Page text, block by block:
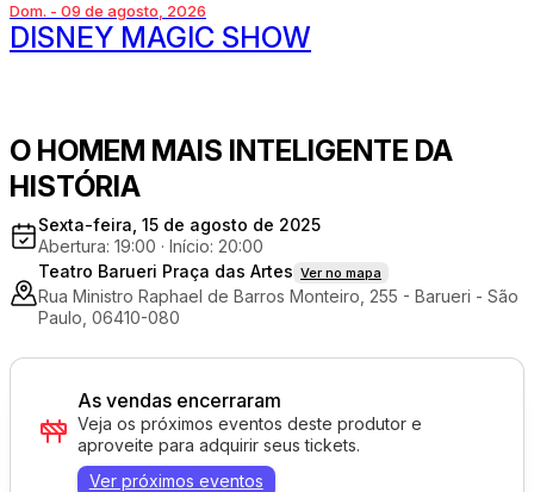
Dom. - 09 de agosto, 2026
DISNEY MAGIC SHOW
O HOMEM MAIS INTELIGENTE DA
HISTÓRIA
Sexta-feira, 15 de agosto de 2025
Abertura: 19:00 · Início: 20:00
Teatro Barueri Praça das Artes Ver no mapa
Rua Ministro Raphael de Barros Monteiro, 255 - Barueri - São
Paulo, 06410-080
As vendas encerraram
Veja os próximos eventos deste produtor e
aproveite para adquirir seus tickets.
Ver próximos eventos